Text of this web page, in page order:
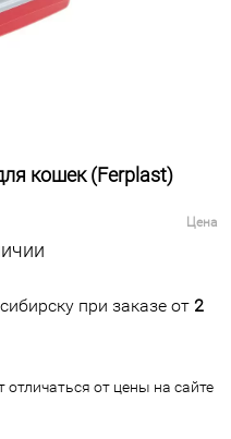
кошек (Ferplast)
Цена
при заказе от 2
от цены на сайте